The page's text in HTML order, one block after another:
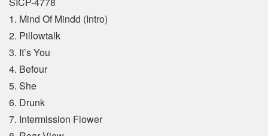
1. Mind Of Mindd (Intro)
2. Pillowtalk
3. It’s You
4. Befour
5. She
6. Drunk
7. Intermission Flower